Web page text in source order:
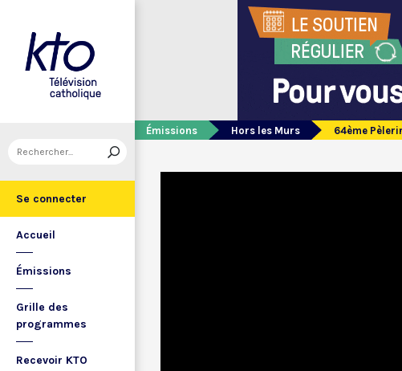
Se connecter
Accueil
Émissions
Grille des
programmes
Recevoir KTO
Émissions Hors les Murs 64ème